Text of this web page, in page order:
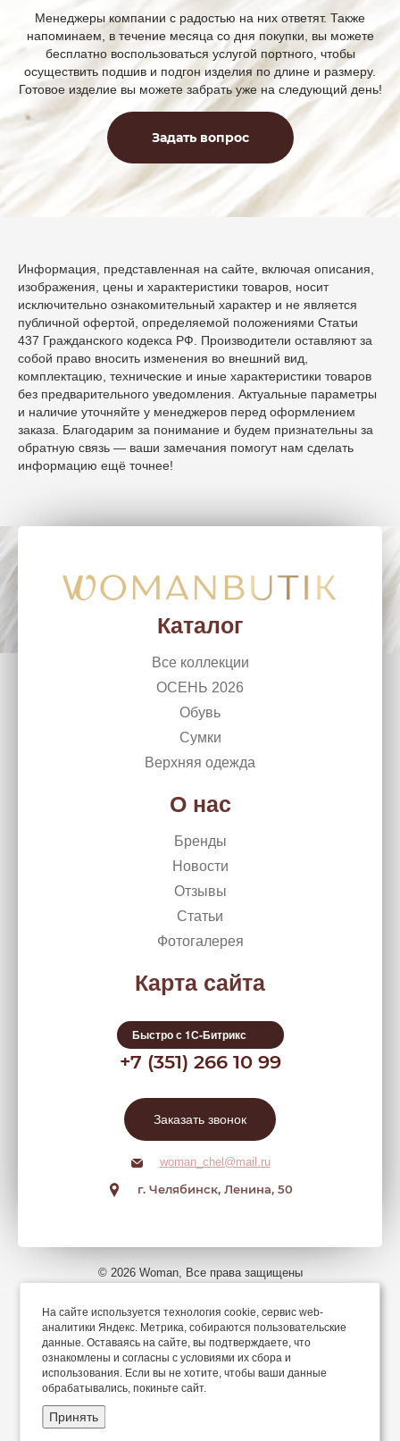
Менеджеры компании с радостью на них ответят. Также
напоминаем, в течение месяца со дня покупки, вы можете
бесплатно воспользоваться услугой портного, чтобы
осуществить подшив и подгон изделия по длине и размеру.
Готовое изделие вы можете забрать уже на следующий день!
Задать вопрос
Информация, представленная на сайте, включая описания,
изображения, цены и характеристики товаров, носит
исключительно ознакомительный характер и не является
публичной офертой, определяемой положениями Статьи
437 Гражданского кодекса РФ. Производители оставляют за
собой право вносить изменения во внешний вид,
комплектацию, технические и иные характеристики товаров
без предварительного уведомления. Актуальные параметры
и наличие уточняйте у менеджеров перед оформлением
заказа. Благодарим за понимание и будем признательны за
обратную связь — ваши замечания помогут нам сделать
информацию ещё точнее!
г. Челябинск, Ленина, 50
+7 (351) 266 10 99
Каталог
Все коллекции
ОСЕНЬ 2026
Обувь
Сумки
Верхняя одежда
О нас
Бренды
Новости
Отзывы
Статьи
Фотогалерея
Карта сайта
Быстро с 1С-Битрикс
+7 (351) 266 10 99
Заказать звонок
woman_chel@mail.ru
г. Челябинск, Ленина, 50
© 2026 Woman, Все права защищены
Мы в соцсетях
На сайте используется технология cookie, сервис web-
аналитики Яндекс. Метрика, собираются пользовательские
данные. Оставаясь на сайте, вы подтверждаете, что
ознакомлены и согласны с условиями их сбора и
использования. Если вы не хотите, чтобы ваши данные
обрабатывались, покиньте сайт.
Принять